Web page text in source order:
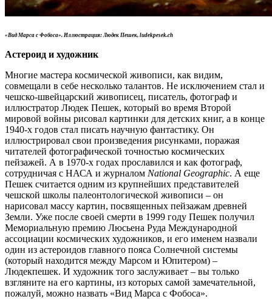
«Вид Марса с Фобоса». Иллюстрация: Людек Пешек, ludekpesek.ch
Астероид и художник
Многие мастера космической живописи, как видим,
совмещали в себе несколько талантов. Не исключением стал и
чешско-швейцарский живописец, писатель, фотограф и
иллюстратор Людек Пешек, который во время Второй
мировой войны рисовал картинки для детских книг, а в конце
1940-х годов стал писать научную фантастику. Он
иллюстрировал свои произведения рисунками, поражая
читателей фотографической точностью космических
пейзажей. А в 1970-х годах прославился и как фотограф,
сотрудничая с НАСА и журналом National Geographic. А еще
Пешек считается одним из крупнейших представителей
чешской школы палеонтологической живописи – он
нарисовал массу картин, посвященных пейзажам древней
Земли. Уже после своей смерти в 1999 году Пешек получил
Мемориальную премию Люсьена Руда Международной
ассоциации космических художников, и его именем назвали
один из астероидов главного пояса Солнечной системы
(который находится между Марсом и Юпитером) –
Людекпешек. И художник того заслуживает – вы только
взгляните на его картины, из которых самой замечательной,
пожалуй, можно назвать «Вид Марса с Фобоса».